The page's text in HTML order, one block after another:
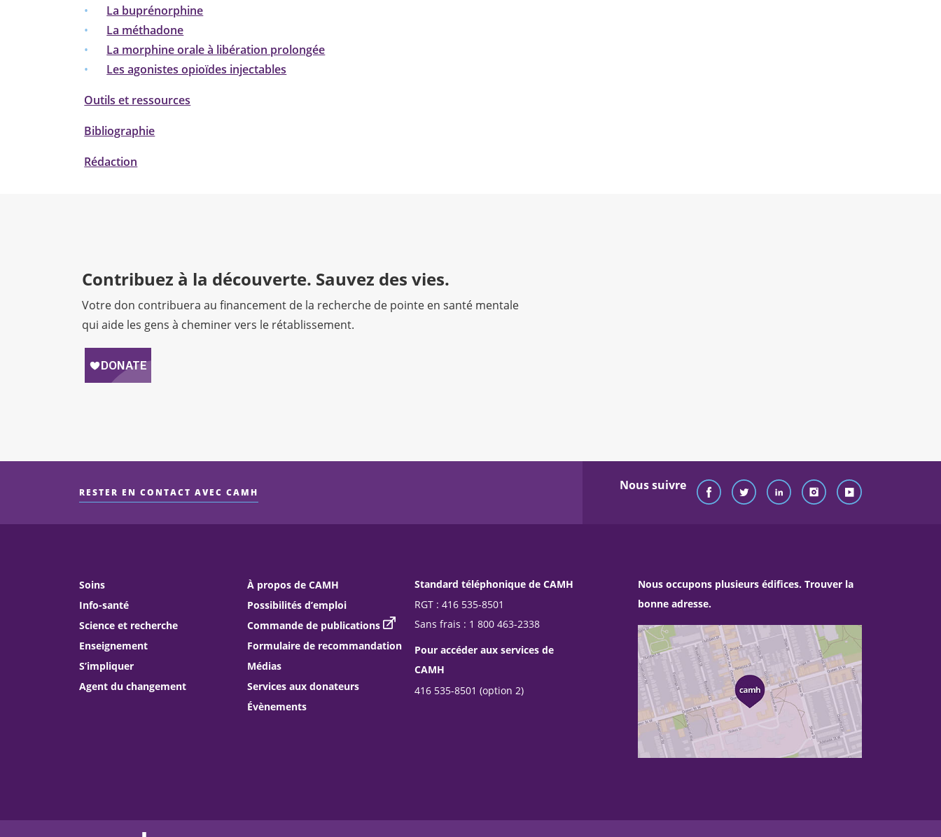
La buprénorphine
La méthadone
La morphine orale à libération prolongée
Les agonistes opioïdes injectables
Outils et ressources
Bibliographie
Rédaction
Contribuez à la découverte. Sauvez des vies.
Votre don contribuera au financement de la recherche de pointe en santé mentale
qui aide les gens à cheminer vers le rétablissement.
RESTER EN CONTACT AVEC CAMH Nous suivre
Soins
Info-santé
Science et recherche
Enseignement
S’impliquer
Agent du changement
À propos de CAMH
Possibilités d’emploi
Commande de publications
Formulaire de recommandation
Médias
Services aux donateurs
Évènements
Standard téléphonique de CAMH
RGT : 416 535-8501
Sans frais : 1 800 463-2338
Pour accéder aux services de
CAMH
416 535-8501 (option 2)
Nous occupons plusieurs édifices. Trouver la
bonne adresse.